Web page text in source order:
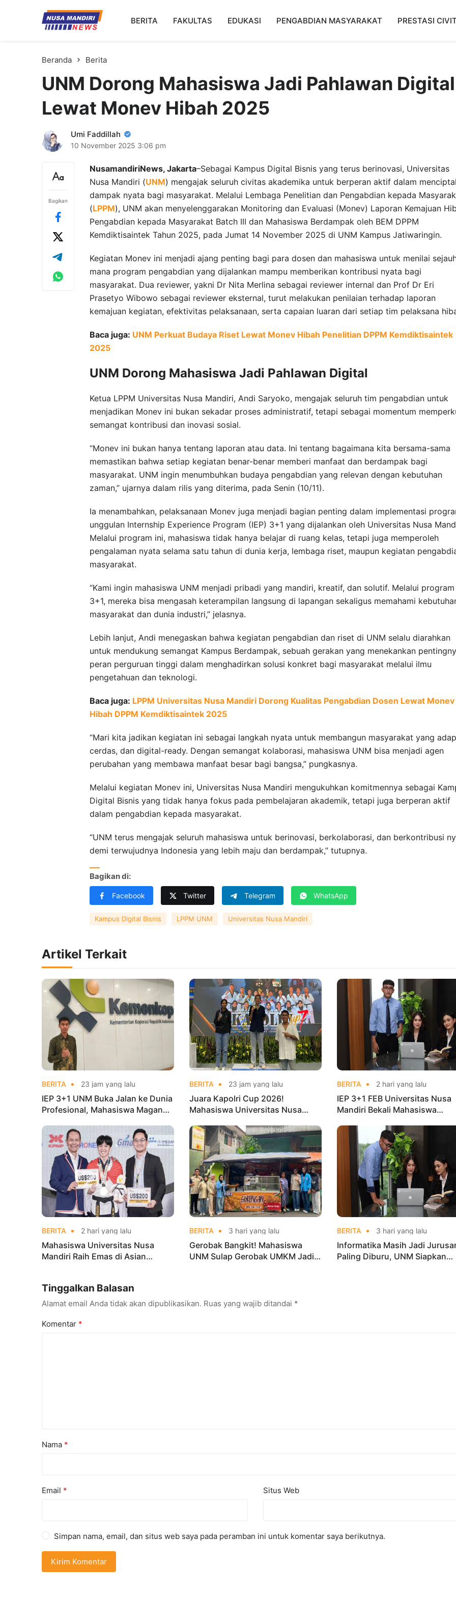
Kampus Digital Bisnis
Universitas Nusa Mandiri
BERITA FAKULTAS EDUKASI PENGABDIAN MASYARAKAT PRESTASI
Beranda Berita
UNM Dorong Mahasiswa Jadi Pahlawan Digital
Lewat Monev Hibah 2025
Umi Faddillah
10 November 2025 3:06 pm
Bagikan
NusamandiriNews, Jakarta–Sebagai Kampus Digital Bisnis yang terus berinovasi, Universitas
Nusa Mandiri (UNM) mengajak seluruh civitas akademika untuk berperan aktif dalam
dampak nyata bagi masyarakat. Melalui Lembaga Penelitian dan Pengabdian kepada
(LPPM), UNM akan menyelenggarakan Monitoring dan Evaluasi (Monev) Laporan Kemajuan
Pengabdian kepada Masyarakat Batch III dan Mahasiswa Berdampak oleh BEM DPPM
Kemdiktisaintek Tahun 2025, pada Jumat 14 November 2025 di UNM Kampus Jatiwaringin.
Kegiatan Monev ini menjadi ajang penting bagi para dosen dan mahasiswa untuk menilai
mana program pengabdian yang dijalankan mampu memberikan kontribusi nyata bagi
masyarakat. Dua reviewer, yakni Dr Nita Merlina sebagai reviewer internal dan Prof Dr Eri
Prasetyo Wibowo sebagai reviewer eksternal, turut melakukan penilaian terhadap laporan
kemajuan kegiatan, efektivitas pelaksanaan, serta capaian luaran dari setiap tim pelaksana
Baca juga: UNM Perkuat Budaya Riset Lewat Monev Hibah Penelitian DPPM Kemdiktisaintek
2025
UNM Dorong Mahasiswa Jadi Pahlawan Digital
Ketua LPPM Universitas Nusa Mandiri, Andi Saryoko, mengajak seluruh tim pengabdian untuk
menjadikan Monev ini bukan sekadar proses administratif, tetapi sebagai momentum
semangat kontribusi dan inovasi sosial.
“Monev ini bukan hanya tentang laporan atau data. Ini tentang bagaimana kita bersama-sama
memastikan bahwa setiap kegiatan benar-benar memberi manfaat dan berdampak bagi
masyarakat. UNM ingin menumbuhkan budaya pengabdian yang relevan dengan kebutuhan
zaman,” ujarnya dalam rilis yang diterima, pada Senin (10/11).
Ia menambahkan, pelaksanaan Monev juga menjadi bagian penting dalam implementasi
unggulan Internship Experience Program (IEP) 3+1 yang dijalankan oleh Universitas Nusa
Melalui program ini, mahasiswa tidak hanya belajar di ruang kelas, tetapi juga memperoleh
pengalaman nyata selama satu tahun di dunia kerja, lembaga riset, maupun kegiatan
masyarakat.
“Kami ingin mahasiswa UNM menjadi pribadi yang mandiri, kreatif, dan solutif. Melalui program
3+1, mereka bisa mengasah keterampilan langsung di lapangan sekaligus memahami
masyarakat dan dunia industri,” jelasnya.
Lebih lanjut, Andi menegaskan bahwa kegiatan pengabdian dan riset di UNM selalu diarahkan
untuk mendukung semangat Kampus Berdampak, sebuah gerakan yang menekankan
peran perguruan tinggi dalam menghadirkan solusi konkret bagi masyarakat melalui ilmu
pengetahuan dan teknologi.
Baca juga: LPPM Universitas Nusa Mandiri Dorong Kualitas Pengabdian Dosen Lewat Monev
Hibah DPPM Kemdiktisaintek 2025
“Mari kita jadikan kegiatan ini sebagai langkah nyata untuk membangun masyarakat yang
cerdas, dan digital-ready. Dengan semangat kolaborasi, mahasiswa UNM bisa menjadi agen
perubahan yang membawa manfaat besar bagi bangsa,” pungkasnya.
Melalui kegiatan Monev ini, Universitas Nusa Mandiri mengukuhkan komitmennya sebagai
Digital Bisnis yang tidak hanya fokus pada pembelajaran akademik, tetapi juga berperan aktif
dalam pengabdian kepada masyarakat.
“UNM terus mengajak seluruh mahasiswa untuk berinovasi, berkolaborasi, dan berkontribusi
demi terwujudnya Indonesia yang lebih maju dan berdampak,” tutupnya.
Bagikan di:
Facebook Twitter Telegram WhatsApp
Kampus Digital Bisnis LPPM UNM Universitas Nusa Mandiri
Artikel Terkait
BERITA 23 jam yang lalu
IEP 3+1 UNM Buka Jalan ke Dunia
Profesional, Mahasiswa Magang
BERITA 23 jam yang lalu
Juara Kapolri Cup 2026!
Mahasiswa Universitas Nusa
di Kejurnas Taekwondo
BERITA 2 hari yang lalu
IEP 3+1 FEB Universitas Nusa
Mandiri Bekali Mahasiswa
BERITA 2 hari yang lalu
Mahasiswa Universitas Nusa
Mandiri Raih Emas di Asian
BERITA 3 hari yang lalu
Gerobak Bangkit! Mahasiswa
UNM Sulap Gerobak UMKM Jadi
BERITA 3 hari yang lalu
Informatika Masih Jadi
Paling Diburu, UNM Siapkan
Tinggalkan Balasan
Alamat email Anda tidak akan dipublikasikan. Ruas yang wajib ditandai *
Komentar *
Nama *
Email * Situs Web
Simpan nama, email, dan situs web saya pada peramban ini untuk komentar saya berikutnya.